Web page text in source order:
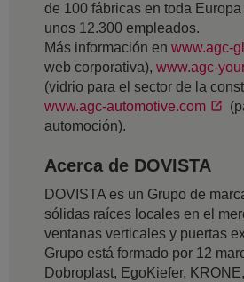
de 100 fábricas en toda
unos 12.300 empleados.
Más información en www.agc-
web corporativa), www.agc-
(vidrio para el sector de la
www.agc-automotive.com
automoción).
Acerca de DOVISTA
DOVISTA es un Grupo de
sólidas raíces locales en el
ventanas verticales y puertas
Grupo está formado por 12
Dobroplast, EgoKiefer,